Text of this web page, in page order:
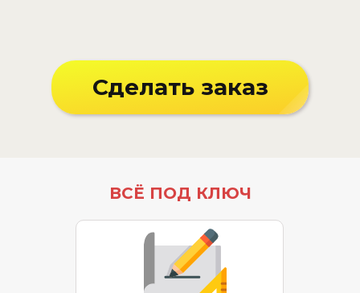
Сделать заказ
ВСЁ ПОД КЛЮЧ